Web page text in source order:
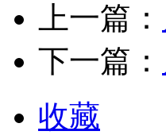
上一篇：
下一篇：
收藏